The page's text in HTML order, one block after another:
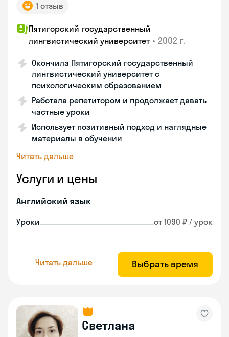
1 отзыв
Пятигорский государственный
лингвистический университет • 2002 г.
Окончила Пятигорский государственный
лингвистический университет с
психологическим образованием
Работала репетитором и продолжает давать
частные уроки
Использует позитивный подход и наглядные
материалы в обучении
Читать дальше
Услуги и цены
Английский язык
Уроки от 1090 ₽ / урок
Читать дальше Выбрать время
Светлана